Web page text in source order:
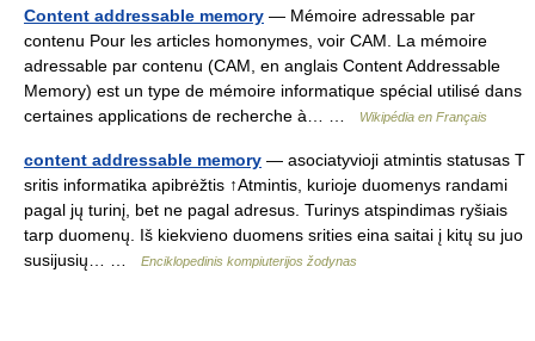
Content addressable memory — Mémoire adressable par
contenu Pour les articles homonymes, voir CAM. La mémoire
adressable par contenu (CAM, en anglais Content Addressable
Memory) est un type de mémoire informatique spécial utilisé dans
certaines applications de recherche à… …
Wikipédia en Français
content addressable memory — asociatyvioji atmintis statusas T
sritis informatika apibrėžtis ↑Atmintis, kurioje duomenys randami
pagal jų turinį, bet ne pagal adresus. Turinys atspindimas ryšiais
tarp duomenų. Iš kiekvieno duomens srities eina saitai į kitų su juo
susijusių… …
Enciklopedinis kompiuterijos žodynas